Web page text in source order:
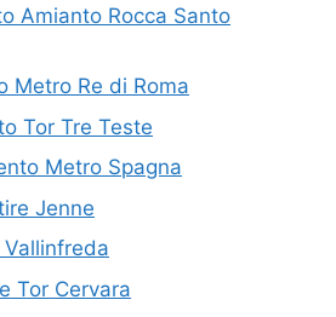
Amianto Rocca Santo
Metro Re di Roma
Tor Tre Teste
Metro Spagna
Jenne
Tor Cervara